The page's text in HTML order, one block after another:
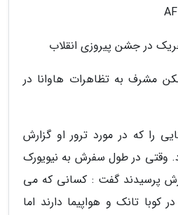
در جشن پیروزی انقلاب
مشرف به تظاهرات هاوانا در
را که در مورد ترور او گزارش
وقتی در طول سفرش به نیویورک
پرسیدند گفت : کسانی که می
کوبا تانک و هواپیما دارند اما